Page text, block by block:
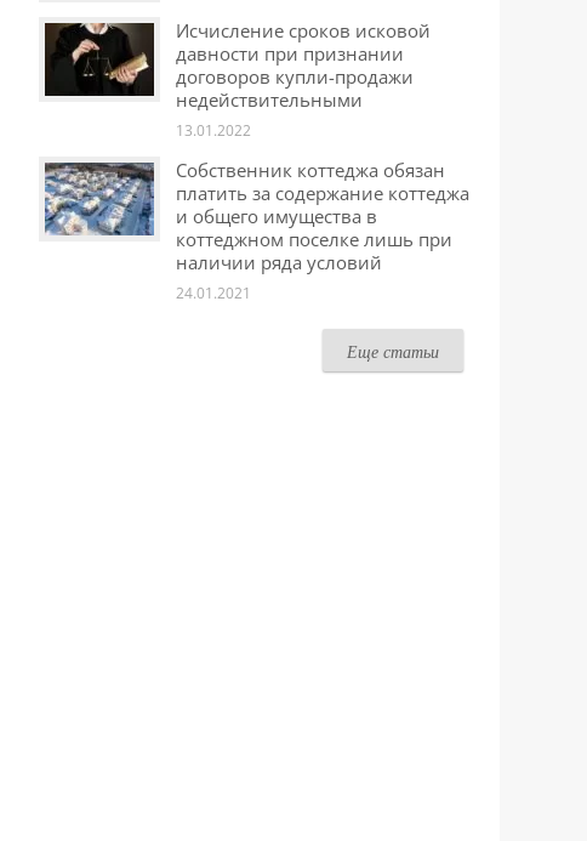
Исчисление сроков исковой
давности при признании
договоров купли-продажи
недействительными
13.01.2022
Собственник коттеджа обязан
платить за содержание коттеджа
и общего имущества в
коттеджном поселке лишь при
наличии ряда условий
24.01.2021
Еще статьи